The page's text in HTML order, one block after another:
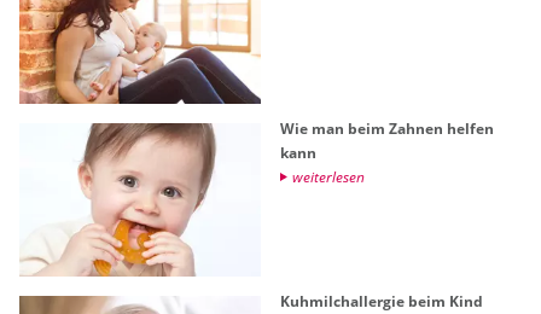
Wie man beim Zah­nen hel­fen
kann
wei­ter­le­sen
Kuh­milch­all­er­gie beim Kind